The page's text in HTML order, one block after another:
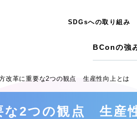
SDGsへの取り組み
BConの強
改革に重要な2つの観点 生産性向上とは
な2つの観点 生産